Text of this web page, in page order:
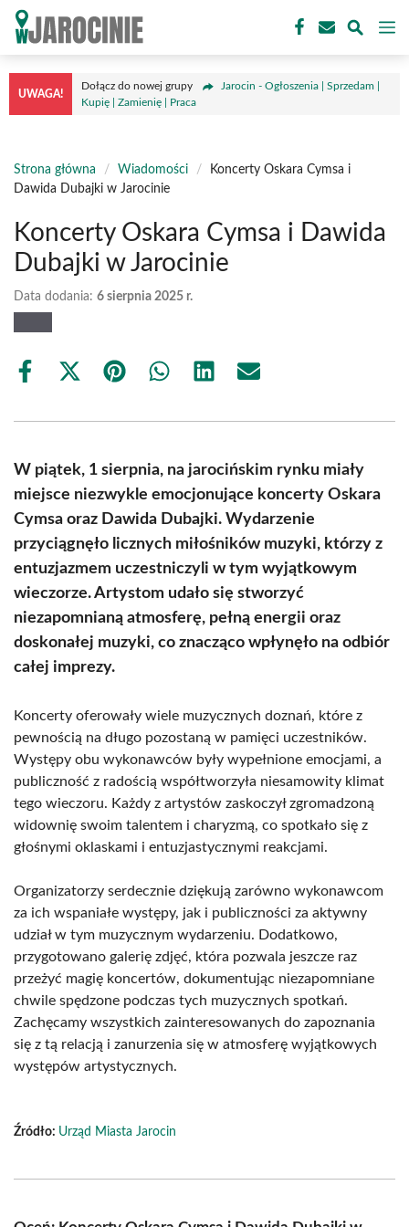
Przejdź
treści
UWAGA!
Dołącz do nowej grupy
Jarocin - Ogłoszenia | Sprzedam |
Kupię | Zamienię | Praca
Strona główna / Wiadomości /
Koncerty Oskara Cymsa i
Dawida Dubajki w Jarocinie
Koncerty Oskara Cymsa i Dawida
Dubajki w Jarocinie
Data dodania: 6 sierpnia 2025 r.
Share
Share
(Twitter)
Share Share Share Share
W piątek, 1 sierpnia, na jarocińskim rynku miały
miejsce niezwykle emocjonujące koncerty Oskara
Cymsa oraz Dawida Dubajki. Wydarzenie
przyciągnęło licznych miłośników muzyki, którzy z
entuzjazmem uczestniczyli w tym wyjątkowym
wieczorze. Artystom udało się stworzyć
niezapomnianą atmosferę, pełną energii oraz
doskonałej muzyki, co znacząco wpłynęło na odbiór
całej imprezy.
Koncerty oferowały wiele muzycznych doznań, które z
pewnością na długo pozostaną w pamięci uczestników.
Występy obu wykonawców były wypełnione emocjami, a
publiczność z radością współtworzyła niesamowity klimat
tego wieczoru. Każdy z artystów zaskoczył zgromadzoną
widownię swoim talentem i charyzmą, co spotkało się z
głośnymi oklaskami i entuzjastycznymi reakcjami.
Organizatorzy serdecznie dziękują zarówno wykonawcom
za ich wspaniałe występy, jak i publiczności za aktywny
udział w tym muzycznym wydarzeniu. Dodatkowo,
przygotowano galerię zdjęć, która pozwala jeszcze raz
przeżyć magię koncertów, dokumentując niezapomniane
chwile spędzone podczas tych muzycznych spotkań.
Zachęcamy wszystkich zainteresowanych do zapoznania
się z tą relacją i zanurzenia się w atmosferę wyjątkowych
występów artystycznych.
Źródło: Urząd Miasta Jarocin